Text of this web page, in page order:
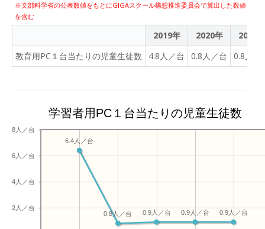
※文部科学省の公表数値をもとにGIGAスクール構想推進委員会で算出した数値
を含む
2019年 2020年
2021年
教育用PC１台当たりの児童生徒数
4.8人／台 0.8人／台 0.8人／
学習者用PC１台当たりの児童生徒数
2人／台
4人／台
6人／台
8人／台
0.9人／台
0.9人／台
0.9人／台
0.8人／台
6.4人／台